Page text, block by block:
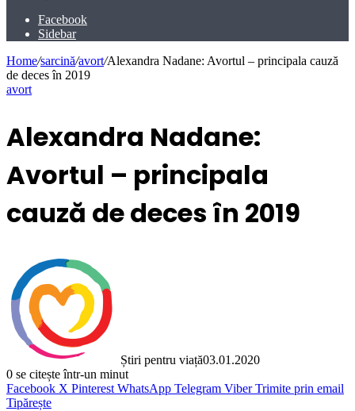
Facebook
Sidebar
Home/sarcină/avort/Alexandra Nadane: Avortul – principala cauză
de deces în 2019
avort
Alexandra Nadane:
Avortul – principala
cauză de deces în 2019
Știri pentru viață03.01.2020
0 se citește într-un minut
Facebook X Pinterest WhatsApp Telegram Viber Trimite prin email
Tipărește